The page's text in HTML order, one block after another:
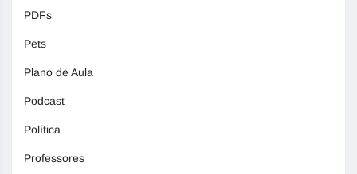
PDFs
Pets
Plano de Aula
Podcast
Política
Professores